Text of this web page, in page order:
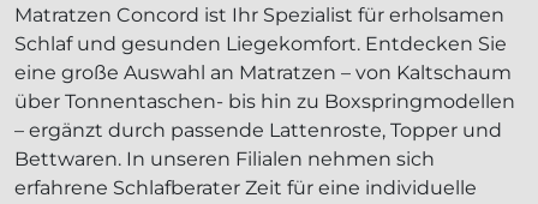
Matratzen Concord ist Ihr Spezialist für erholsamen
Schlaf und gesunden Liegekomfort. Entdecken Sie
eine große Auswahl an Matratzen – von Kaltschaum
über Tonnentaschen- bis hin zu Boxspringmodellen
– ergänzt durch passende Lattenroste, Topper und
Bettwaren. In unseren Filialen nehmen sich
erfahrene Schlafberater Zeit für eine individuelle